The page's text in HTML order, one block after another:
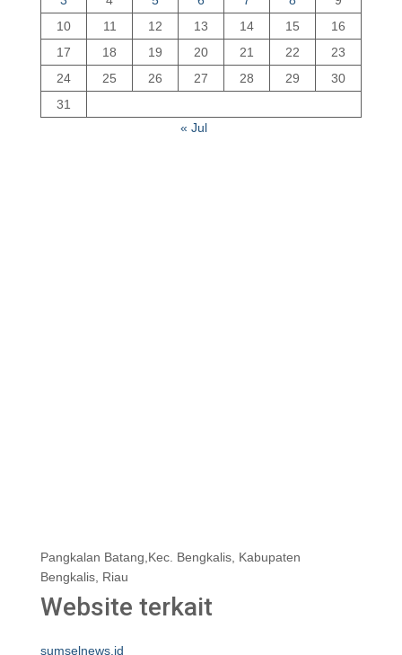
10
11 12 13 14 15
16
17
18 19 20 21 22
23
24
25 26 27 28 29
30
31
« Jul
Pangkalan Batang,Kec. Bengkalis, Kabupaten
Bengkalis, Riau
Website terkait
sumselnews.id